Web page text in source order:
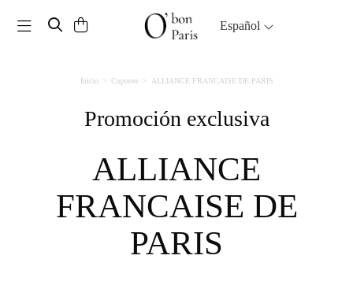
Toggle navigation Español
Inicio Cupones ALLIANCE FRANCAISE DE PARIS
Promoción exclusiva
ALLIANCE
FRANCAISE DE
PARIS